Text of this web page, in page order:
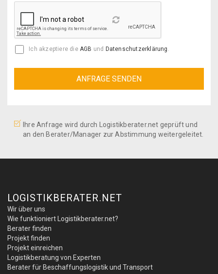
Reload
Ich akzeptiere die AGB und Datenschutzerklärung .
Ihre Anfrage wird durch Logistikberater.net geprüft und
an den Berater/Manager zur Abstimmung weitergeleitet.
LOGISTIKBERATER.NET
Wir über uns
Wie funktioniert Logistikberater.net?
Berater finden
Projekt finden
Projekt einreichen
Logistikberatung von Experten
Berater für Beschaffungslogistik und Transport